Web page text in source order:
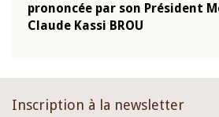
prononcée par son Président
Claude Kassi BROU
Inscription à la newsletter